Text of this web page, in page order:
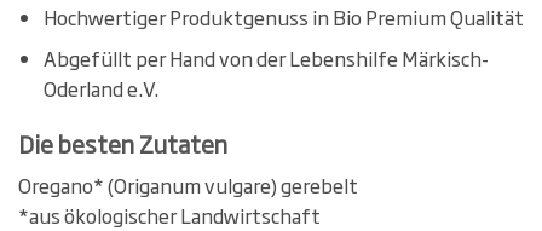
Hochwertiger Produktgenuss in Bio Premium Qualität
Abgefüllt per Hand von der Lebenshilfe Märkisch-
Oderland e.V.
Die besten Zutaten
Oregano* (Origanum vulgare) gerebelt
*aus ökologischer Landwirtschaft